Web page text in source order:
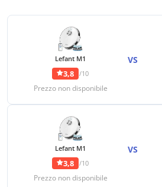
Lefant M1
3,8 /10
Prezzo non disponibile
VS
Lefant M1
3,8 /10
Prezzo non disponibile
VS